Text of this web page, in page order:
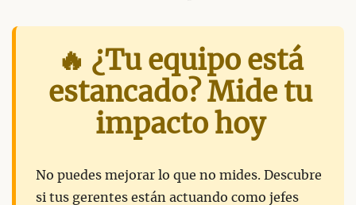
🔥 ¿Tu equipo está
estancado? Mide tu
impacto hoy
No puedes mejorar lo que no mides. Descubre
si tus gerentes están actuando como jefes